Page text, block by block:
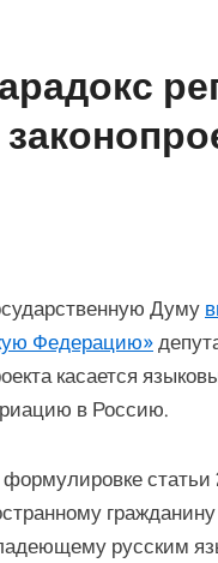
Думу
Федерацию»
касается
в Россию.
русским